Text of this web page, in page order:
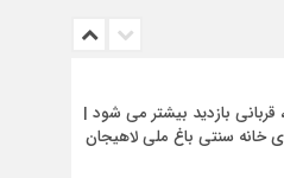
بازدید بیشتر می شود |
سنتی باغ ملی لاهیجان